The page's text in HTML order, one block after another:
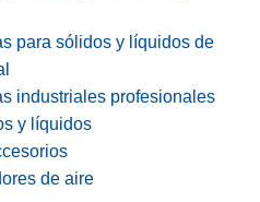
para sólidos y líquidos de
industriales profesionales
y líquidos
de aire